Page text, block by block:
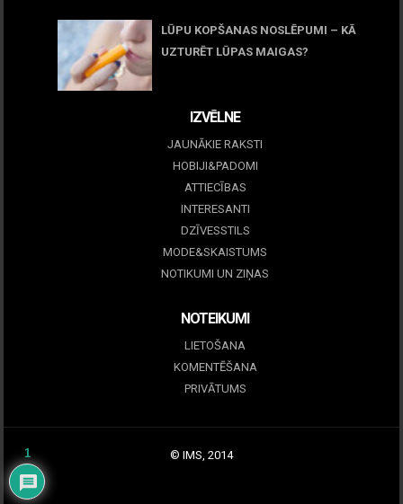
LŪPU KOPŠANAS NOSLĒPUMI – KĀ
UZTURĒT LŪPAS MAIGAS?
IZVĒLNE
JAUNĀKIE RAKSTI
HOBIJI&PADOMI
ATTIECĪBAS
INTERESANTI
DZĪVESSTILS
MODE&SKAISTUMS
NOTIKUMI UN ZIŅAS
NOTEIKUMI
LIETOŠANA
KOMENTĒŠANA
PRIVĀTUMS
© IMS, 2014
1